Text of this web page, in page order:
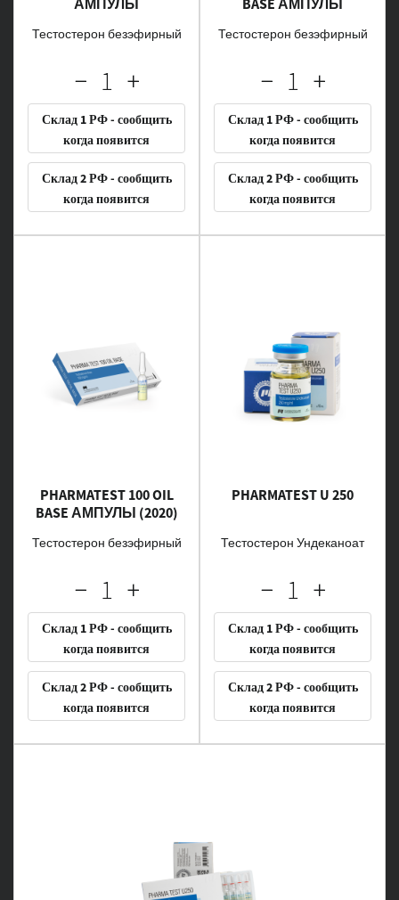
АМПУЛЫ
Тестостерон безэфирный
Склад 1 РФ - сообщить
когда появится
Склад 2 РФ - сообщить
когда появится
BASE АМПУЛЫ
Тестостерон безэфирный
Склад 1 РФ - сообщить
когда появится
Склад 2 РФ - сообщить
когда появится
PHARMATEST 100 OIL
BASE АМПУЛЫ (2020)
Тестостерон безэфирный
Склад 1 РФ - сообщить
когда появится
Склад 2 РФ - сообщить
когда появится
PHARMATEST U 250
Тестостерон Ундеканоат
Склад 1 РФ - сообщить
когда появится
Склад 2 РФ - сообщить
когда появится